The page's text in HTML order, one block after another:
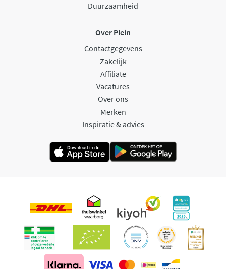
Duurzaamheid
Over Plein
Contactgegevens
Zakelijk
Affiliate
Vacatures
Over ons
Merken
Inspiratie & advies